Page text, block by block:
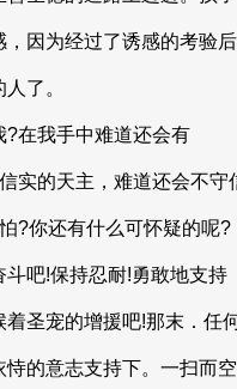
因为经过了诱感的考验后
了。
在我手中难道还会有
实的天主，难道还会不守
?你还有什么可怀疑的呢?
吧!保持忍耐!勇敢地支持
圣宠的增援吧!那末．任
的意志支持下。一扫而空